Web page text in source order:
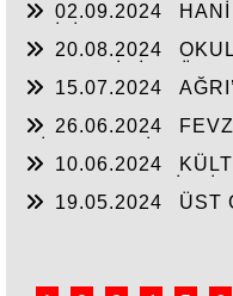
02.09.2024
20.08.2024
YASUBUĞA İLE
15.07.2024
26.06.2024
10.06.2024
19.05.2024
ÜST